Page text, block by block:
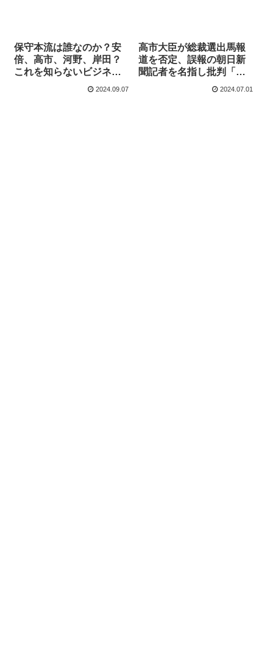
保守本流は誰なのか？安
倍、高市、河野、岸田？
これを知らないビジネス
保守にご注意を！【KSL
2024.09.07
高市大臣が総裁選出馬報
道を否定、誤報の朝日新
聞記者を名指し批判「高
市早苗潰しのが目的の記
2024.07.01